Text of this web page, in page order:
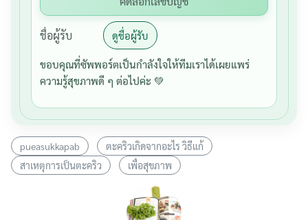
ชื่อผู้รับ ดูชื่อผู้รับ
ขอบคุณที่ซัพพอร์ตเป็นกำลังใจให้ทีมเราได้เผยแพร่
ความรู้สุขภาพดี ๆ ต่อไปค่ะ 💚
pueasukkapab
ตะคริวเกิดจากอะไร วิธีแก้
สาเหตุการเป็นตะคริว
เพื่อสุขภาพ